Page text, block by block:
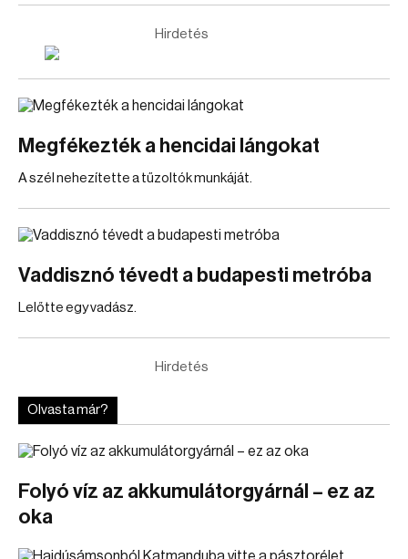
Hirdetés
Megfékezték a hencidai lángokat
A szél nehezítette a tűzoltók munkáját.
Vaddisznó tévedt a budapesti metróba
Lelőtte egy vadász.
Hirdetés
Olvasta már?
Folyó víz az akkumulátorgyárnál – ez az
oka